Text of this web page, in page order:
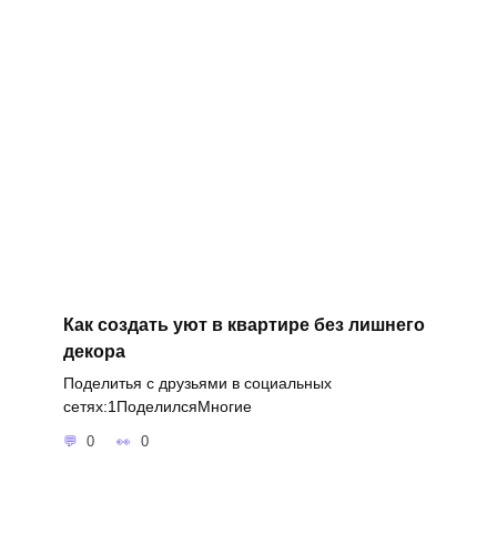
Как создать уют в квартире без лишнего
декора
Поделитья с друзьями в социальных
сетях:1ПоделилсяМногие
0 0